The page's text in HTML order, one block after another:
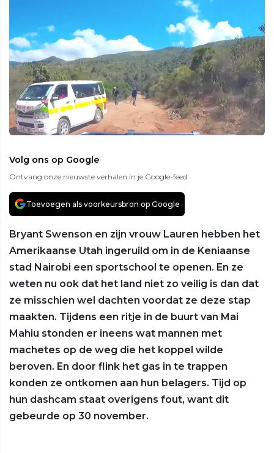
Volg ons op Google
Ontvang onze nieuwste verhalen in je Google-feed
Toevoegen als voorkeursbron op Google
Bryant Swenson en zijn vrouw Lauren hebben het
Amerikaanse Utah ingeruild om in de Keniaanse
stad Nairobi een sportschool te openen. En ze
weten nu ook dat het land niet zo veilig is dan dat
ze misschien wel dachten voordat ze deze stap
maakten. Tijdens een ritje in de buurt van Mai
Mahiu stonden er ineens wat mannen met
machetes op de weg die het koppel wilde
beroven. En door flink het gas in te trappen
konden ze ontkomen aan hun belagers. Tijd op
hun dashcam staat overigens fout, want dit
gebeurde op 30 november.